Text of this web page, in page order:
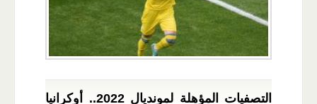
التصفيات المؤهلة لمونديال 2022.. أوكرانيا